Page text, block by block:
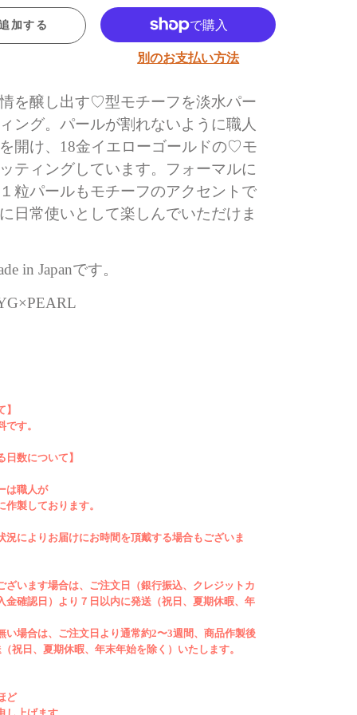
加する
別のお支払い方法
を醸し出す♡型モチーフを淡水パー
ング。パールが割れないように職人
開け、 18金イエローゴールドの♡モ
ティングしています。フォーマルに
粒パールもモチーフのアクセントで
日常使いとして楽しんでいただけま
in Japanです。
いて】
無料です。
かる日数について】
リーは職人が一つひとつ丁寧に作製
。そのため、在庫状況によりお届け
がございます場合は、ご注文日（銀
ジットカードの場合はご入金確認
以内に発送（祝日、夏期休暇、年末
が無い場合は、ご注文日より通常約
です。
日数について】
は職人が
製しております。
況によりお届けにお時間を頂戴する場合もございま
ざいます場合は、ご注文日（銀行振込、クレジットカ
金確認日）より７日以内に発送（祝日、夏期休暇、年
い場合は、ご注文日より通常約2〜3週間、商品作製後
祝日、夏期休暇、年末年始を除く）いたします。
ど
し上げます。